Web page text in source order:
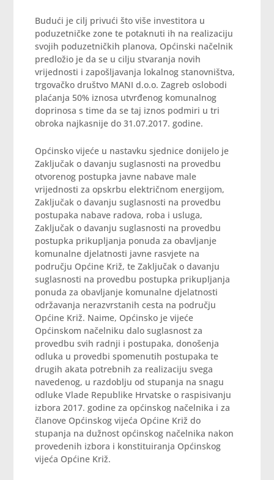
Budući je cilj privući što više investitora u
poduzetničke zone te potaknuti ih na realizaciju
svojih poduzetničkih planova, Općinski načelnik
predložio je da se u cilju stvaranja novih
vrijednosti i zapošljavanja lokalnog stanovništva,
trgovačko društvo MANI d.o.o. Zagreb oslobodi
plaćanja 50% iznosa utvrđenog komunalnog
doprinosa s time da se taj iznos podmiri u tri
obroka najkasnije do 31.07.2017. godine.
Općinsko vijeće u nastavku sjednice donijelo je
Zaključak o davanju suglasnosti na provedbu
otvorenog postupka javne nabave male
vrijednosti za opskrbu električnom energijom,
Zaključak o davanju suglasnosti na provedbu
postupaka nabave radova, roba i usluga,
Zaključak o davanju suglasnosti na provedbu
postupka prikupljanja ponuda za obavljanje
komunalne djelatnosti javne rasvjete na
području Općine Križ, te Zaključak o davanju
suglasnosti na provedbu postupka prikupljanja
ponuda za obavljanje komunalne djelatnosti
održavanja nerazvrstanih cesta na području
Općine Križ. Naime, Općinsko je vijeće
Općinskom načelniku dalo suglasnost za
provedbu svih radnji i postupaka, donošenja
odluka u provedbi spomenutih postupaka te
drugih akata potrebnih za realizaciju svega
navedenog, u razdoblju od stupanja na snagu
odluke Vlade Republike Hrvatske o raspisivanju
izbora 2017. godine za općinskog načelnika i za
članove Općinskog vijeća Općine Križ do
stupanja na dužnost općinskog načelnika nakon
provedenih izbora i konstituiranja Općinskog
vijeća Općine Križ.